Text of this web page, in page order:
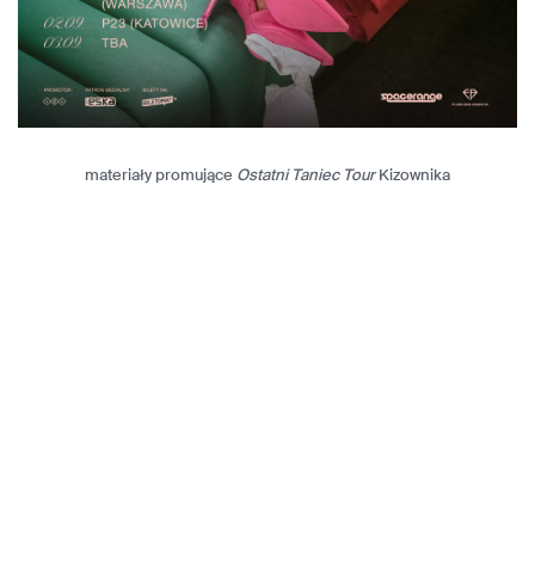
materiały promujące Ostatni Taniec TourKizownika